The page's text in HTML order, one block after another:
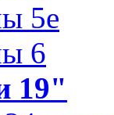
5e
6
19"